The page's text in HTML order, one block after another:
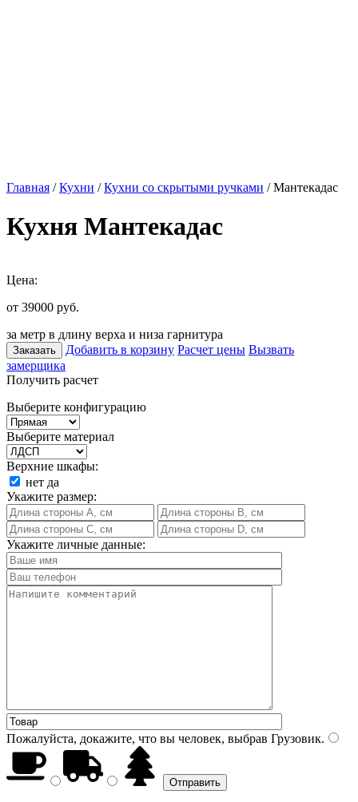
Главная /Кухни /Кухни со скрытыми ручками / Мантекадас
Кухня Мантекадас
Цена:
от 39000 руб.
за метр в длину верха и низа гарнитура
Заказать Добавить в корзину Расчет цены Вызвать
замерщика
Получить расчет
Выберите конфигурацию
Выберите материал
Верхние шкафы:
нет да
Укажите размер:
Укажите личные данные:
Пожалуйста, докажите, что вы человек, выбрав Грузовик.